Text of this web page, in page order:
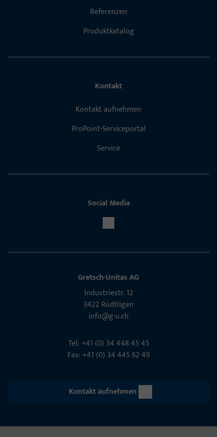
Referenzen
Produktkatalog
Kontakt
Kontakt aufnehmen
ProPoint-Serviceportal
Service
Social Media
Gretsch-Unitas AG
Indu­s­triestr. 12
3422 Rüdt­ligen
info@g-u.ch
Tel: +41 (0) 34 448 45 45
Fax: +41 (0) 34 445 62 49
Kontakt aufnehmen